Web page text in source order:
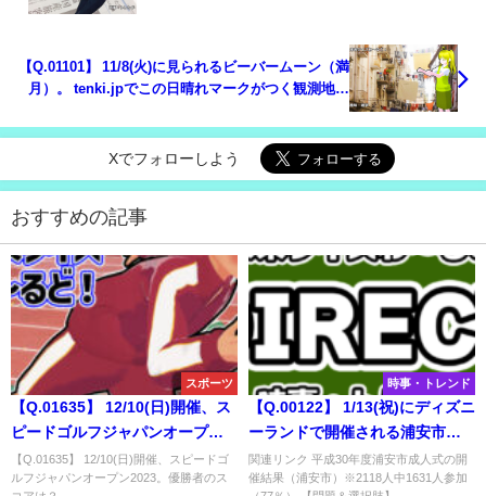
【Q.01101】 11/8(火)に見られるビーバームーン（満
月）。 tenki.jpでこの日晴れマークがつく観測地点
Xでフォローしよう
おすすめの記事
スポーツ
【Q.01635】 12/10(日)開催、ス
ピードゴルフジャパンオープン
2023。優勝者のスコアは？
【Q.01635】 12/10(日)開催、スピードゴ
ルフジャパンオープン2023。優勝者のス
時事・トレンド
【Q.00122】 1/13(祝)にディズニ
ーランドで開催される浦安市の
成人式。 この日の参加率は？
関連リンク 平成30年度浦安市成人式の開
催結果（浦安市）※2118人中1631人参加